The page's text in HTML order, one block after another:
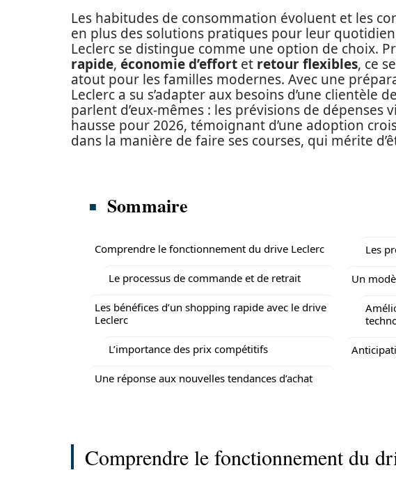
Les habitudes de consommation évoluent et les
en plus des solutions pratiques pour leur
Leclerc se distingue comme une option de choix.
rapide, économie d’effort et retour flexibles, ce
atout pour les familles modernes. Avec une
Leclerc a su s’adapter aux besoins d’une clientèle
parlent d’eux-mêmes : les prévisions de dépenses
hausse pour 2026, témoignant d’une adoption
dans la manière de faire ses courses, qui mérite
Sommaire
Comprendre le fonctionnement du drive Leclerc
Le processus de commande et de retrait
Les bénéfices d’un shopping rapide avec le drive
Leclerc
L’importance des prix compétitifs
Une réponse aux nouvelles tendances d’achat
Les
Un
Comprendre le fonctionnement du